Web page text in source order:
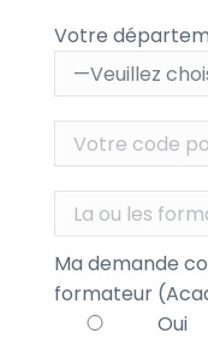
Votre
Ma demande
formateur
Oui